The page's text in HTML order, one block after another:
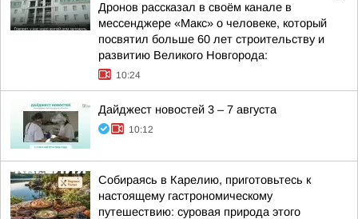
Дронов рассказал в своём канале в
мессенджере «Макс» о человеке, который
посвятил больше 60 лет строительству и
развитию Великого Новгорода:
10:24
Дайджест новостей 3 – 7 августа
10:12
Собираясь в Карелию, приготовьтесь к
настоящему гастрономическому
путешествию: суровая природа этого